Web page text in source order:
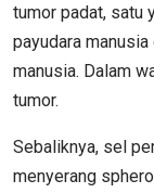
tumor padat, satu
payudara
manusia. Dalam
tumor.
Sebaliknya, sel
menyerang